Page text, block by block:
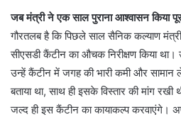
जब मंत्री ने एक साल पुराना आश्वासन किया
गौरतलब है कि पिछले साल सैनिक कल्याण
सीएसडी कैंटीन का औचक निरीक्षण किया
उन्हें कैंटीन में जगह की भारी कमी और सामान
बताया था, साथ ही इसके विस्तार की मांग रखी
जल्द ही इस कैंटीन का कायाकल्प करवाएंगे।